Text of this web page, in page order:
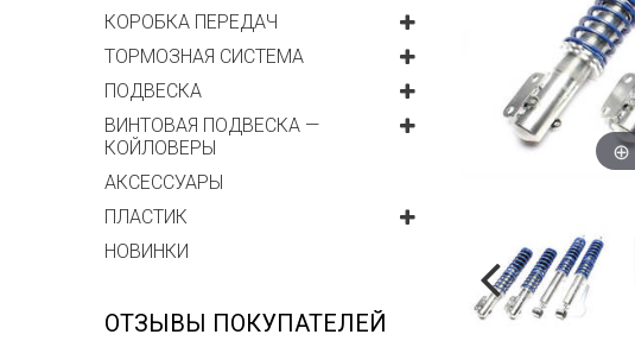
КОРОБКА ПЕРЕДАЧ
ТОРМОЗНАЯ СИСТЕМА
ПОДВЕСКА
ВИНТОВАЯ ПОДВЕСКА —
КОЙЛОВЕРЫ
АКСЕССУАРЫ
ПЛАСТИК
НОВИНКИ
ОТЗЫВЫ ПОКУПАТЕЛЕЙ